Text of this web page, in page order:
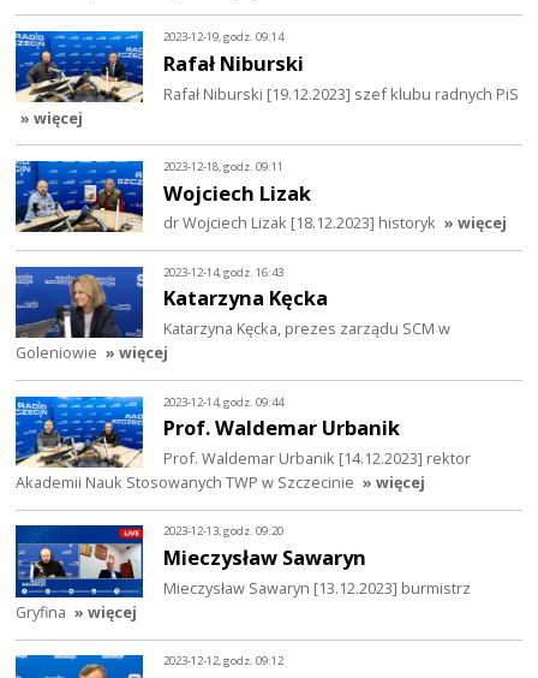
2023-12-19, godz. 09:14
Rafał Niburski
Rafał Niburski [19.12.2023] szef klubu radnych PiS
» więcej
2023-12-18, godz. 09:11
Wojciech Lizak
dr Wojciech Lizak [18.12.2023] historyk » więcej
2023-12-14, godz. 16:43
Katarzyna Kęcka
Katarzyna Kęcka, prezes zarządu SCM w
Goleniowie » więcej
2023-12-14, godz. 09:44
Prof. Waldemar Urbanik
Prof. Waldemar Urbanik [14.12.2023] rektor
Akademii Nauk Stosowanych TWP w Szczecinie » więcej
2023-12-13, godz. 09:20
Mieczysław Sawaryn
Mieczysław Sawaryn [13.12.2023] burmistrz
Gryfina » więcej
2023-12-12, godz. 09:12